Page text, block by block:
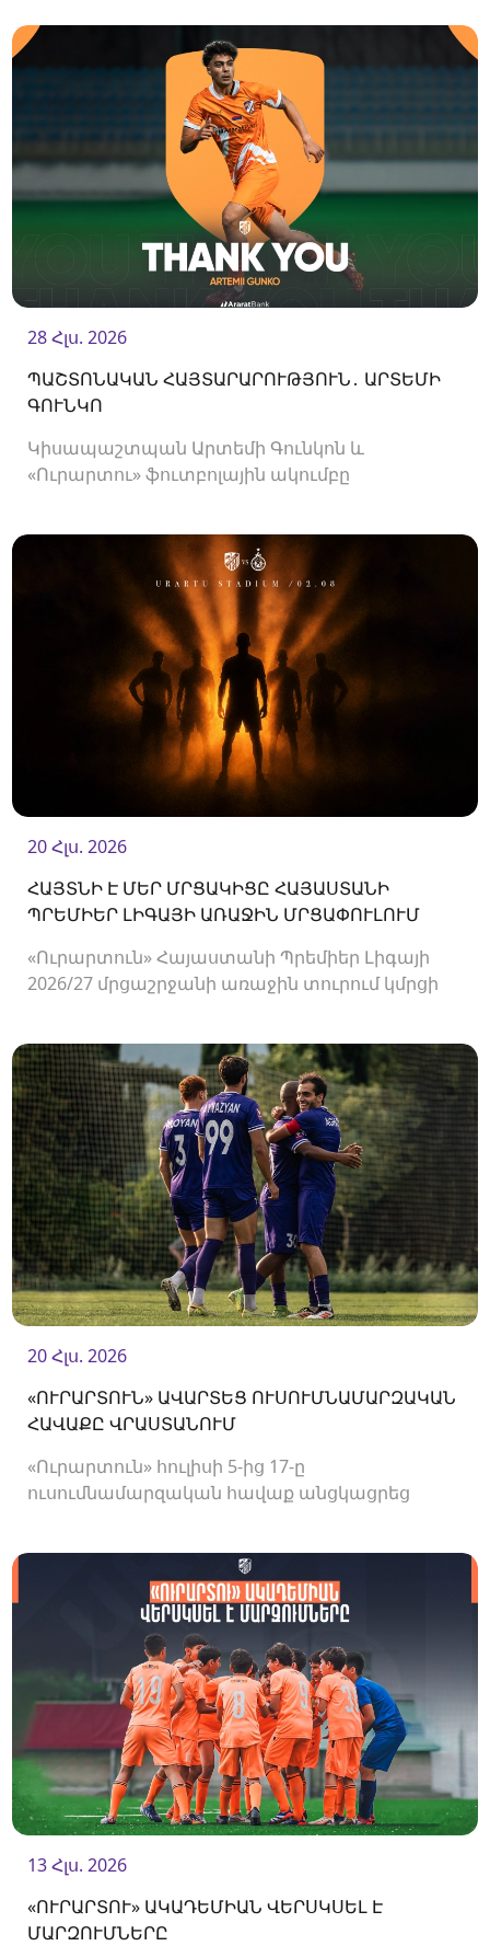
մեկնարկի մասին։
28 Հլս. 2026
ՊԱՇՏՈՆԱԿԱՆ ՀԱՅՏԱՐԱՐՈՒԹՅՈՒՆ․ ԱՐՏԵՄԻ
ԳՈՒՆԿՈ
Կիսապաշտպան Արտեմի Գունկոն և
«Ուրարտու» ֆուտբոլային ակումբը
20 Հլս. 2026
ՀԱՅՏՆԻ Է ՄԵՐ ՄՐՑԱԿԻՑԸ ՀԱՅԱՍՏԱՆԻ
ՊՐԵՄԻԵՐ ԼԻԳԱՅԻ ԱՌԱՋԻՆ ՄՐՑԱՓՈՒԼՈՒՄ
«Ուրարտուն» Հայաստանի Պրեմիեր Լիգայի
2026/27 մրցաշրջանի առաջին տուրում կմրցի
20 Հլս. 2026
«ՈՒՐԱՐՏՈՒՆ» ԱՎԱՐՏԵՑ ՈՒՍՈՒՄՆԱՄԱՐԶԱԿԱՆ
ՀԱՎԱՔԸ ՎՐԱՍՏԱՆՈՒՄ
«Ուրարտուն» հուլիսի 5-ից 17-ը
ուսումնամարզական հավաք անցկացրեց
13 Հլս. 2026
«ՈՒՐԱՐՏՈՒ» ԱԿԱԴԵՄԻԱՆ ՎԵՐՍԿՍԵԼ Է
ՄԱՐԶՈՒՄՆԵՐԸ